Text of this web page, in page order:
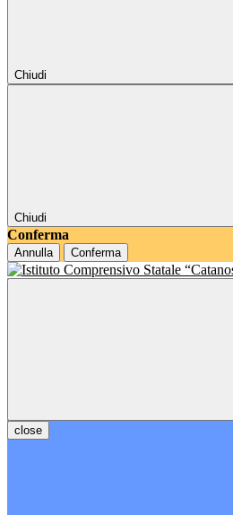
Chiudi
Chiudi
Conferma
Annulla Conferma
close